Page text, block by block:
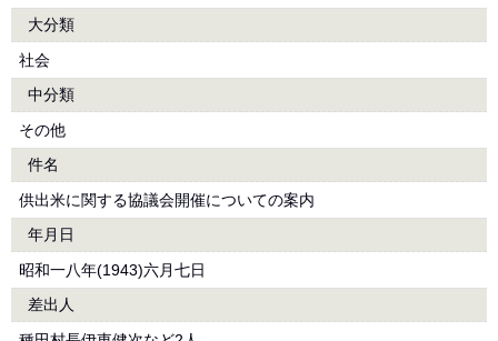
大分類
社会
中分類
その他
件名
供出米に関する協議会開催についての案内
年月日
昭和一八年(1943)六月七日
差出人